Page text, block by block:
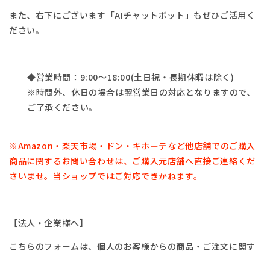
また、右下にございます「AIチャットボット」もぜひご活用く
ださい。
◆営業時間：9:00～18:00(土日祝・長期休暇は除く)
※時間外、休日の場合は翌営業日の対応となりますので、
ご了承ください。
※Amazon・楽天市場・ ドン・キホーテなど他店舗でのご購入
商品に関するお問い合わせは、 ご購入元店舗へ直接ご連絡くだ
さいませ。 当ショップではご対応できかねます。
【法人・企業様へ】
こちらのフォームは、個人のお客様からの商品・ご注文に関す